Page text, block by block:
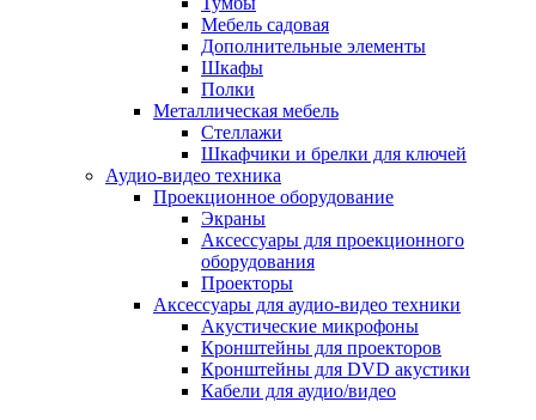
Мебель садовая
Дополнительные элементы
Шкафы
Полки
Металлическая мебель
Стеллажи
Шкафчики и брелки для ключей
Аудио-видео техника
Проекционное оборудование
Экраны
Аксессуары для проекционного
оборудования
Проекторы
Аксессуары для аудио-видео техники
Акустические микрофоны
Кронштейны для проекторов
Кронштейны для DVD акустики
Кабели для аудио/видео